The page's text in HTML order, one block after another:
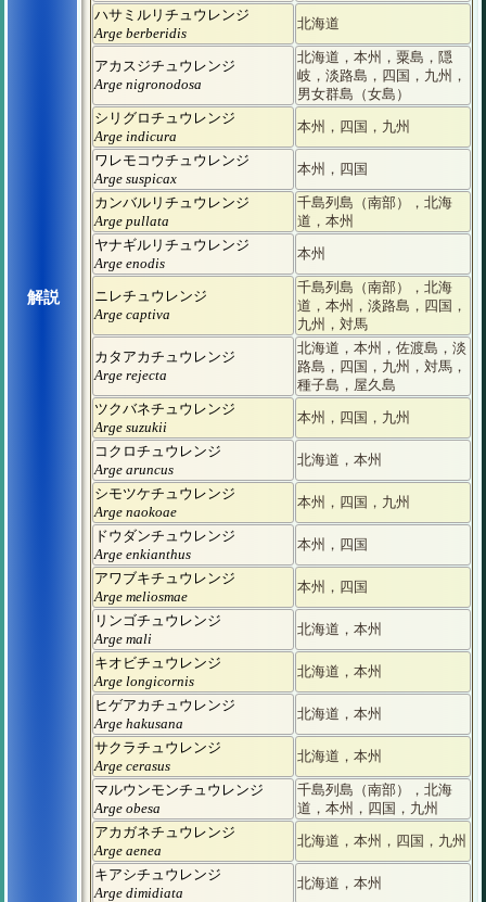
解説
ハサミルリチュウレンジ
Arge berberidis
北海道
アカスジチュウレンジ
Arge nigronodosa
北海道，本州，粟島，隠
岐，淡路島，四国，九州，
男女群島（女島）
シリグロチュウレンジ
Arge indicura
本州，四国，九州
ワレモコウチュウレンジ
Arge suspicax
本州，四国
カンバルリチュウレンジ
Arge pullata
千島列島（南部），北海
道，本州
ヤナギルリチュウレンジ
Arge enodis
本州
ニレチュウレンジ
Arge captiva
千島列島（南部），北海
道，本州，淡路島，四国，
九州，対馬
カタアカチュウレンジ
Arge rejecta
北海道，本州，佐渡島，淡
路島，四国，九州，対馬，
種子島，屋久島
ツクバネチュウレンジ
Arge suzukii
本州，四国，九州
コクロチュウレンジ
Arge aruncus
北海道，本州
シモツケチュウレンジ
Arge naokoae
本州，四国，九州
ドウダンチュウレンジ
Arge enkianthus
本州，四国
アワブキチュウレンジ
Arge meliosmae
本州，四国
リンゴチュウレンジ
Arge mali
北海道，本州
キオビチュウレンジ
Arge longicornis
北海道，本州
ヒゲアカチュウレンジ
Arge hakusana
北海道，本州
サクラチュウレンジ
Arge cerasus
北海道，本州
マルウンモンチュウレンジ
Arge obesa
千島列島（南部），北海
道，本州，四国，九州
アカガネチュウレンジ
Arge aenea
北海道，本州，四国，九州
キアシチュウレンジ
Arge dimidiata
北海道，本州